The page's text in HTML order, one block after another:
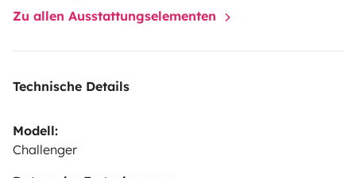
Zu allen Ausstattungselementen
Technische Details
Modell:
Challenger